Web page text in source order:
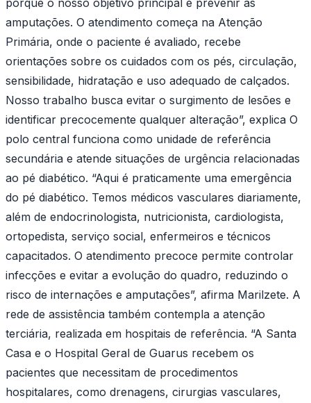
amputações. O atendimento começa na Atenção
Primária, onde o paciente é avaliado, recebe
orientações sobre os cuidados com os pés, circulação,
sensibilidade, hidratação e uso adequado de calçados.
Nosso trabalho busca evitar o surgimento de lesões e
identificar precocemente qualquer alteração”, explica O
polo central funciona como unidade de referência
secundária e atende situações de urgência relacionadas
ao pé diabético. “Aqui é praticamente uma emergência
do pé diabético. Temos médicos vasculares diariamente,
além de endocrinologista, nutricionista, cardiologista,
ortopedista, serviço social, enfermeiros e técnicos
capacitados. O atendimento precoce permite controlar
infecções e evitar a evolução do quadro, reduzindo o
risco de internações e amputações”, afirma Marilzete. A
rede de assistência também contempla a atenção
terciária, realizada em hospitais de referência. “A Santa
Casa e o Hospital Geral de Guarus recebem os
pacientes que necessitam de procedimentos
hospitalares, como drenagens, cirurgias vasculares,